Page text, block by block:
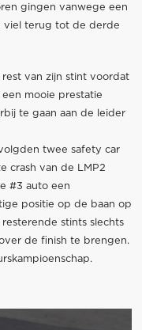
gingen vanwege een
viel terug tot de derde
van zijn stint voordat
mooie prestatie
te gaan aan de leider
twee safety car
crash van de LMP2
#3 auto een
positie op de baan op
stints slechts
de finish te brengen.